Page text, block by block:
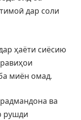
дар соли
ҳаёти сиёсию
миён омад.
ва
рушди